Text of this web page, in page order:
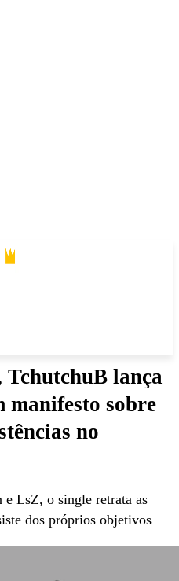
lança
sobre
no
e LsZ, o single retrata as
dos próprios objetivos